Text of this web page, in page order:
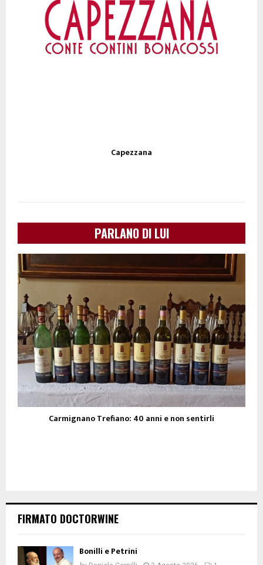
Capezzana
PARLANO DI LUI
Carmignano Trefiano: 40 anni e non sentirli
FIRMATO DOCTORWINE
Bonilli e Petrini